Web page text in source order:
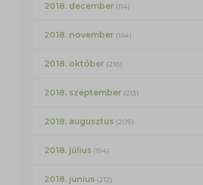
2018. december(114)
2018. november(164)
2018. október(218)
2018. szeptember(213)
2018. augusztus (209)
2018. július (194)
2018. június (212)